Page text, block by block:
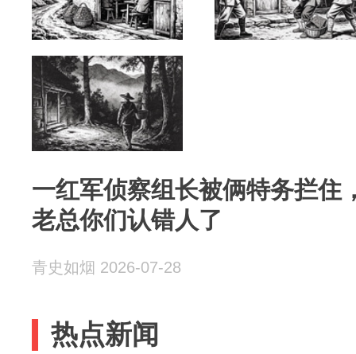
一红军侦察组长被俩特务拦住
老总你们认错人了
青史如烟 2026-07-28
热点新闻